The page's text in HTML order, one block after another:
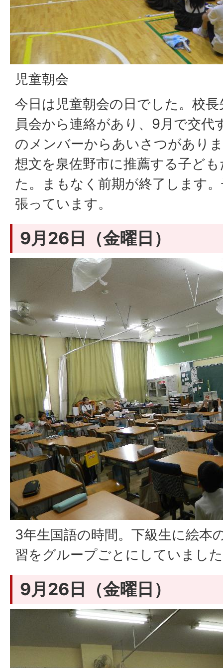
児童朝会
今日は児童朝会の日でした。校
員会から連絡があり、9月で交代
のメンバーからあいさつがあり
想文を泉佐野市に推薦する子ど
た。まもなく前期が終了します
張っています。
9月26日（金曜日）
3年生国語の時間。下級生に絵本
習をグループごとにしていまし
9月26日（金曜日）